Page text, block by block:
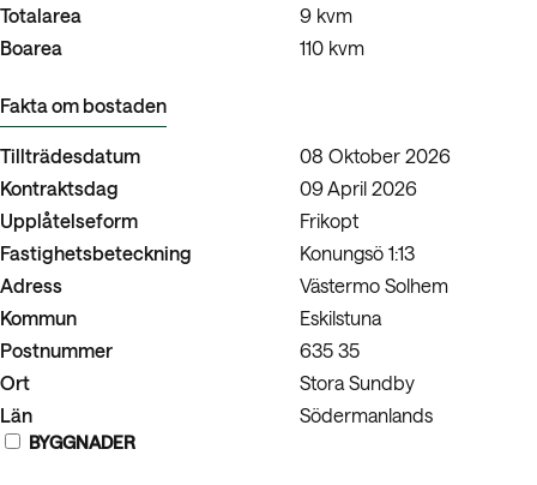
Totalarea
9 kvm
Boarea
110 kvm
Fakta om bostaden
Tillträdesdatum
08 Oktober 2026
Kontraktsdag
09 April 2026
Upplåtelseform
Frikopt
Fastighetsbeteckning
Konungsö 1:13
Adress
Västermo Solhem
Kommun
Eskilstuna
Postnummer
635 35
Ort
Stora Sundby
Län
Södermanlands
BYGGNADER